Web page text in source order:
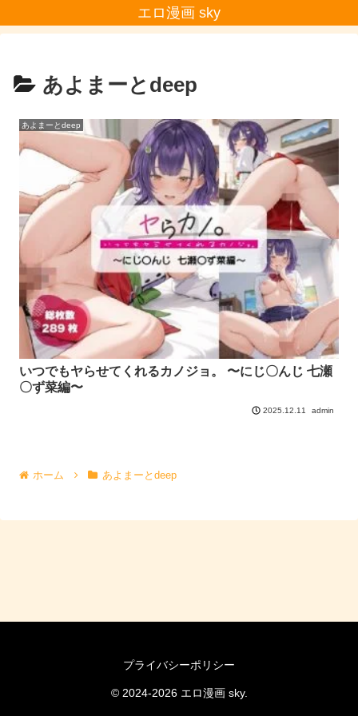
エロ漫画 sky
あよまーとdeep
あよまーとdeep
いつでもヤらせてくれるカノジョ。 〜にじ〇んじ 七瀬
〇ず菜編〜
2025.12.11 admin
ホーム あよまーとdeep
プライバシーポリシー
© 2024-2026 エロ漫画 sky.